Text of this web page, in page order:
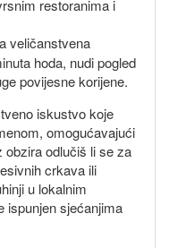
restoranima i
veličanstvena
hoda, nudi pogled
povijesne korijene.
iskustvo koje
omogućavajući
odlučiš li se za
crkava ili
u lokalnim
ispunjen sjećanjima